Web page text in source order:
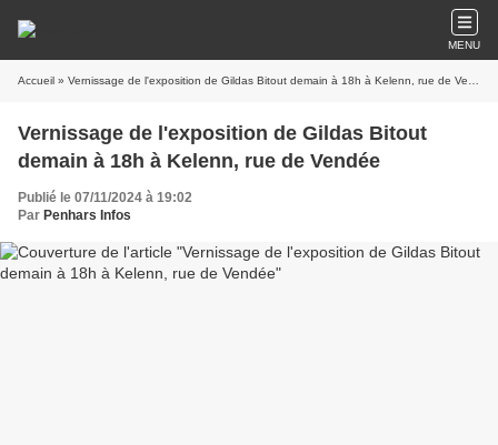
MENU
Accueil » Vernissage de l'exposition de Gildas Bitout demain à 18h à Kelenn, rue de Vendée
Vernissage de l'exposition de Gildas Bitout
demain à 18h à Kelenn, rue de Vendée
Publié le 07/11/2024 à 19:02
Par Penhars Infos